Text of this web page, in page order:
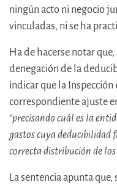
ningún acto ni negocio
vinculadas, ni se ha
Ha de hacerse notar
denegación de la
indicar que la Inspección
correspondiente ajuste
“precisando cuál es la
gastos cuya deducibilidad
correcta distribución de
La sentencia apunta